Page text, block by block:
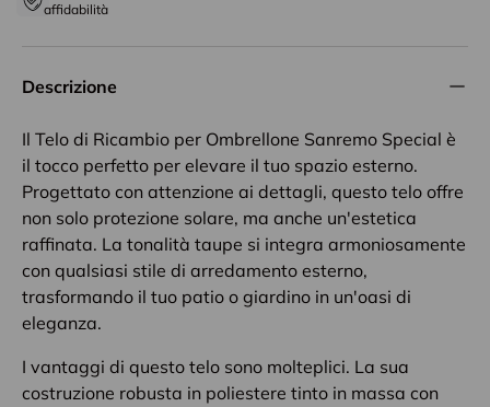
affidabilità
Descrizione
Il Telo di Ricambio per Ombrellone Sanremo Special è
il tocco perfetto per elevare il tuo spazio esterno.
Progettato con attenzione ai dettagli, questo telo offre
non solo protezione solare, ma anche un'estetica
raffinata. La tonalità taupe si integra armoniosamente
con qualsiasi stile di arredamento esterno,
trasformando il tuo patio o giardino in un'oasi di
eleganza.
I vantaggi di questo telo sono molteplici. La sua
costruzione robusta in poliestere tinto in massa con